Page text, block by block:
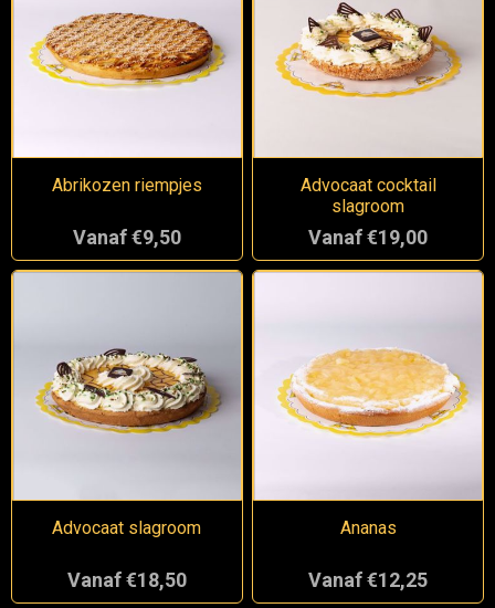
Abrikozen riempjes
Vanaf €9,50
Advocaat cocktail
slagroom
Vanaf €19,00
Advocaat slagroom
Vanaf €18,50
Ananas
Vanaf €12,25